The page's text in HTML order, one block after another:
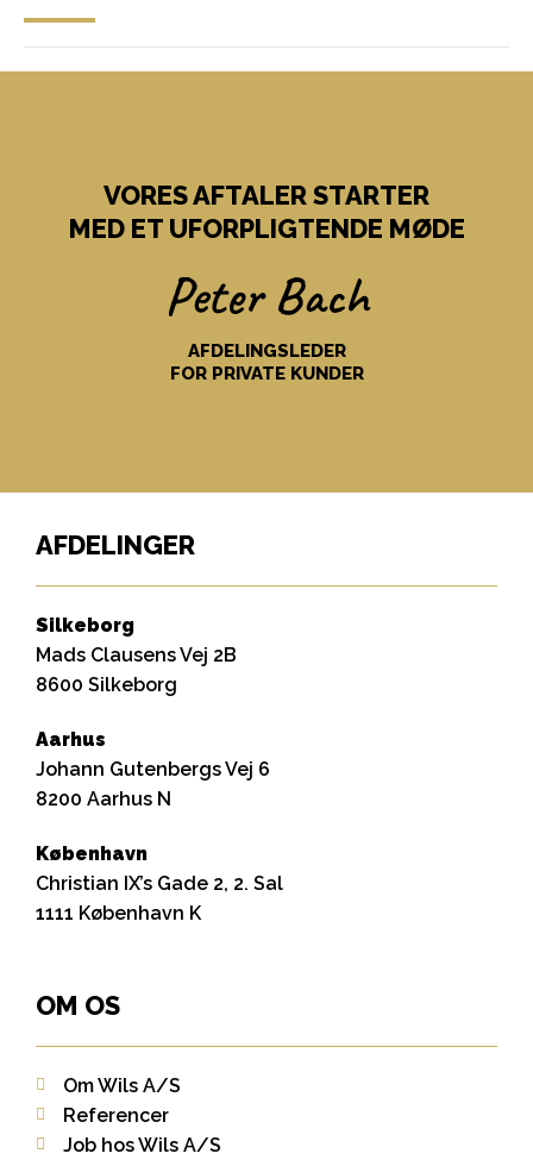
VORES AFTALER STARTER
MED ET UFORPLIGTENDE MØDE
Peter Bach
AFDELINGSLEDER
FOR PRIVATE KUNDER
AFDELINGER
Silkeborg
Mads Clausens Vej 2B
8600 Silkeborg
Aarhus
Johann Gutenbergs Vej 6
8200 Aarhus N
København
Christian IX’s Gade 2, 2. Sal
1111 København K
OM OS
Om Wils A/S
Referencer
Job hos Wils A/S